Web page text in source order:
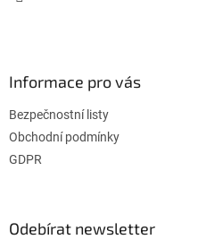
Informace pro vás
Bezpečnostní listy
Obchodní podmínky
GDPR
Odebírat newsletter